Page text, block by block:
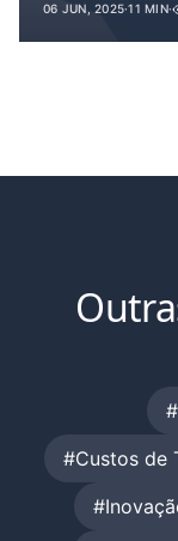
06 JUN, 2025·11 MIN·
#Custos de